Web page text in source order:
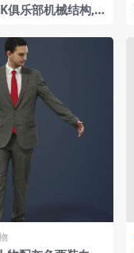
俱乐部机械结构,